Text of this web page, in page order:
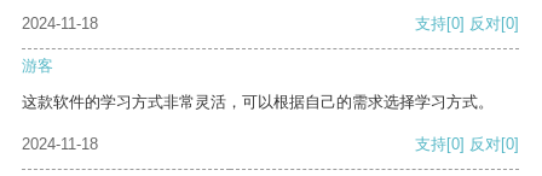
2024-11-18 支持[0] 反对[0]
游客
这款软件的学习方式非常灵活，可以根据自己的需求选择学习方式。
2024-11-18 支持[0] 反对[0]